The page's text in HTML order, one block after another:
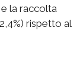
la raccolta
rispetto al